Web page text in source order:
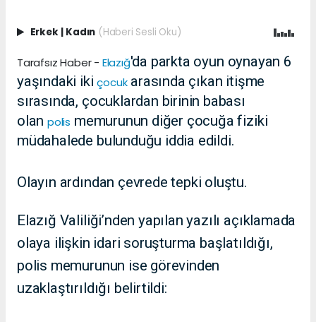
Erkek | Kadın (Haberi Sesli Oku)
Tarafsız Haber - Elazığ'da parkta oyun oynayan 6
yaşındaki iki çocuk arasında çıkan itişme
sırasında, çocuklardan birinin babası
olan polis memurunun diğer çocuğa fiziki
müdahalede bulunduğu iddia edildi.
Olayın ardından çevrede tepki oluştu.
Elazığ Valiliği’nden yapılan yazılı açıklamada
olaya ilişkin idari soruşturma başlatıldığı,
polis memurunun ise görevinden
uzaklaştırıldığı belirtildi: